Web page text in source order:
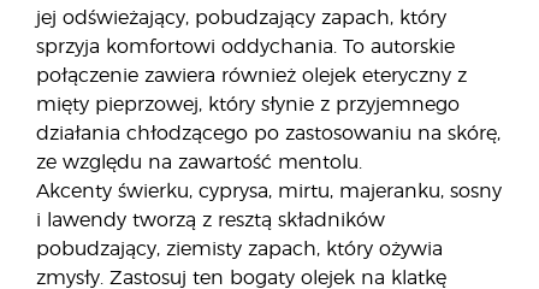
jej odświeżający, pobudzający zapach, który
sprzyja komfortowi oddychania. To autorskie
połączenie zawiera również olejek eteryczny z
mięty pieprzowej, który słynie z przyjemnego
działania chłodzącego po zastosowaniu na skórę,
ze względu na zawartość mentolu.
Akcenty świerku, cyprysa, mirtu, majeranku, sosny
i lawendy tworzą z resztą składników
pobudzający, ziemisty zapach, który ożywia
zmysły. Zastosuj ten bogaty olejek na klatkę